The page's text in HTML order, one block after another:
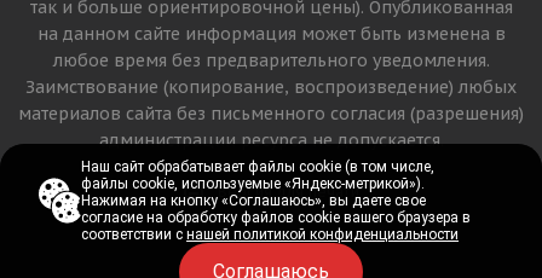
так и больше ориентировочной цены). Опубликованная
на данном сайте информация может быть изменена в
любое время без предварительного уведомления.
Заимствование (копирование, воспроизведение) любых
материалов сайта без письменного согласия (разрешения)
администрации ресурса не допускается.
Версия для печати
Наш сайт обрабатывает файлы cookie (в том числе,
файлы cookie, используемые «Яндекс-метрикой»).
Нажимая на кнопку «Соглашаюсь», вы даете свое
согласие на обработку файлов cookie вашего браузера в
соответствии снашей политикой конфиденциальности
Соглашаюсь
Наш сайт обрабатывает файлы cookie (в том числе,
файлы cookie, используемые «Яндекс-метрикой»).
Нажимая на кнопку «Соглашаюсь», вы даете свое
согласие на обработку файлов cookie вашего браузера в
соответствии снашей политикой конфиденциальности
Соглашаюсь